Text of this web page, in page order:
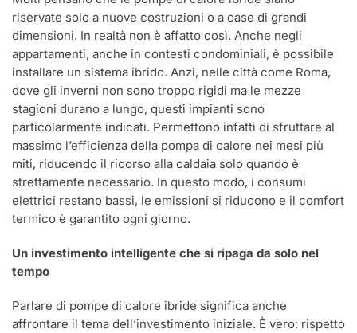
riservate solo a nuove costruzioni o a case di grandi
dimensioni. In realtà non è affatto così. Anche negli
appartamenti, anche in contesti condominiali, è possibile
installare un sistema ibrido. Anzi, nelle città come Roma,
dove gli inverni non sono troppo rigidi ma le mezze
stagioni durano a lungo, questi impianti sono
particolarmente indicati. Permettono infatti di sfruttare al
massimo l’efficienza della pompa di calore nei mesi più
miti, riducendo il ricorso alla caldaia solo quando è
strettamente necessario. In questo modo, i consumi
elettrici restano bassi, le emissioni si riducono e il comfort
termico è garantito ogni giorno.
Un investimento intelligente che si ripaga da solo nel
tempo
Parlare di pompe di calore ibride significa anche
affrontare il tema dell’investimento iniziale. È vero: rispetto